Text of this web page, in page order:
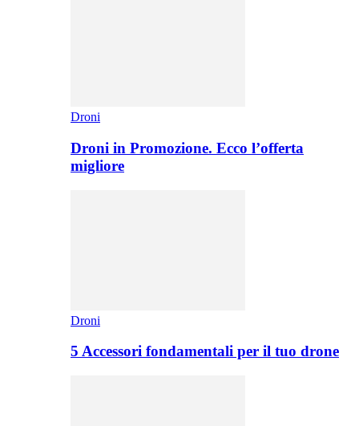
Droni
Droni in Promozione. Ecco l’offerta
migliore
Droni
5 Accessori fondamentali per il tuo drone